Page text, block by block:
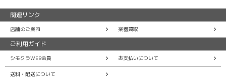
関連リンク
店舗のご案内 楽器買取
ご利用ガイド
シモクラWEB会員 お支払いについて
送料・配送について